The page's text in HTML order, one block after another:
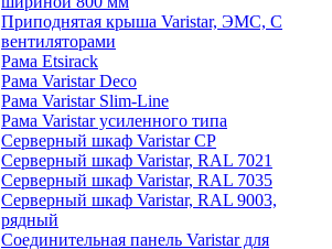
Приподнятая крыша Varistar, ЭМС, С
вентиляторами
Рама Etsirack
Рама Varistar Deco
Рама Varistar Slim-Line
Рама Varistar усиленного типа
Серверный шкаф Varistar CP
Серверный шкаф Varistar, RAL 7021
Серверный шкаф Varistar, RAL 7035
Серверный шкаф Varistar, RAL 9003,
рядный
Соединительная панель Varistar для